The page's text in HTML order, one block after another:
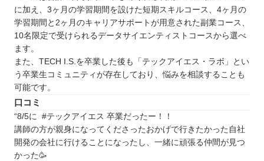
茨城で自分に合ったプログラミングスクールを見
つけよう
を探したい⭐️
北海道 / 東北
中部
近畿
中国
に加え、3ヶ月の学習期間を設けた短期スキルコース、4ヶ月の
学習期間と2ヶ月のキャリアサポートが用意された副業コース、
10名限定で受けられるデータサイエンティストコースから選べ
ます。
また、TECH I.S.を卒業した後も「テックアイエス・ラボ」とい
う卒業生コミュニティが存在しており、悩みを相談することも
可能です。
口コミ
“8/5に #テックアイエス 卒業だったー！！
講師の方が親身になってくださったおかげで行きたかった自社
開発の会社に行けることになったし、一緒に頑張る仲間が見つ
かった🥳